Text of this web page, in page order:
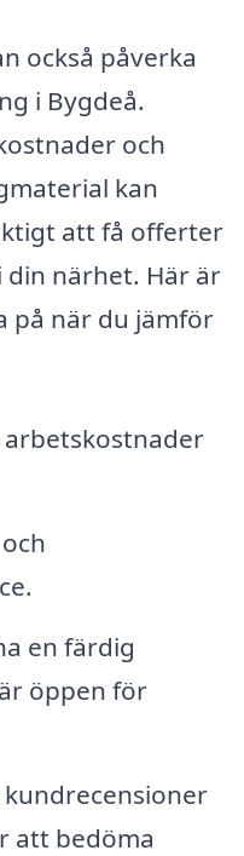
också påverka
i Bygdeå.
och
kan
att få offerter
närhet. Här är
på när du jämför
arbetskostnader
en färdig
öppen för
att bedöma